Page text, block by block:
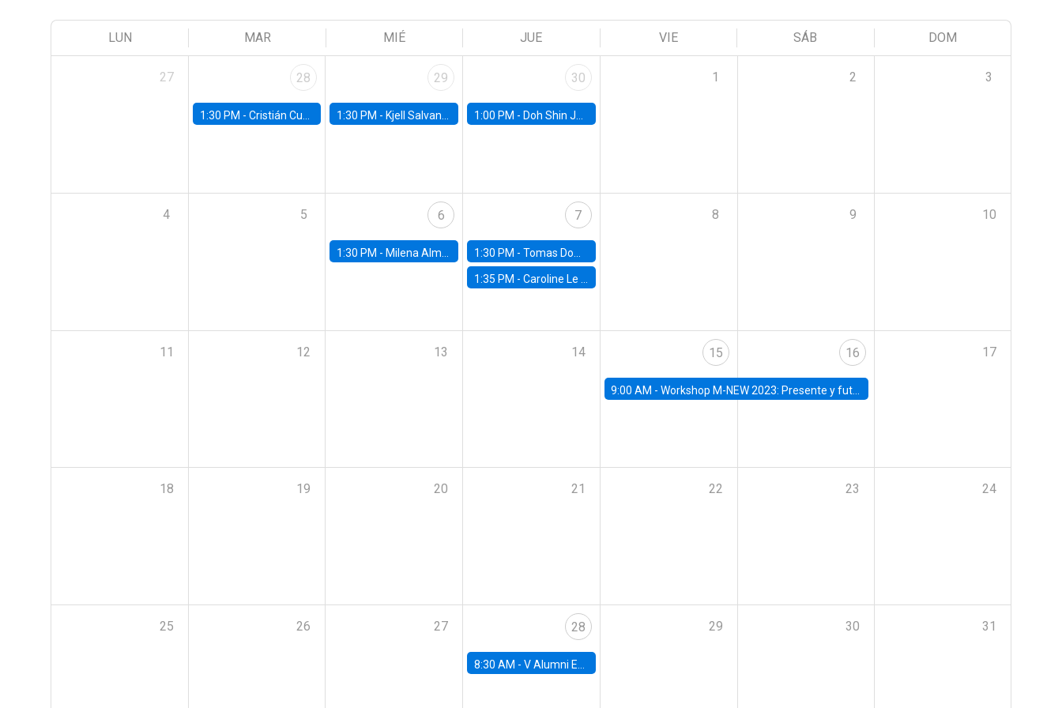
LUN MAR MIÉ JUE VIE SÁB DOM
27 28
1:30 PM - Cristián Cuevas, Universidad de Los Andes
29
1:30 PM - Kjell Salvanes, Norwegian School of Economics
30
1:00 PM - Doh Shin Jeon, Toulouse School of Economics
1 2 3
4 5 6
1:30 PM - Milena Almagro, University of ChicagoChicago Booth School of Business
7
1:30 PM -Tomas Dominguez-Iino, Chicago Booth School of Business
1:35 PM -Caroline Le Pennec, HEC Montréal
8 9 10
11 12 13 14 15
9:00 AM - Workshop M-NEW 2023: Presente y futuro del trabajo y el rol de las nuevas tecnologías
16 17
18 19 20 21 22 23 24
25 26 27 28
8:30 AM -V Alumni Economics Workshop
29 30 31